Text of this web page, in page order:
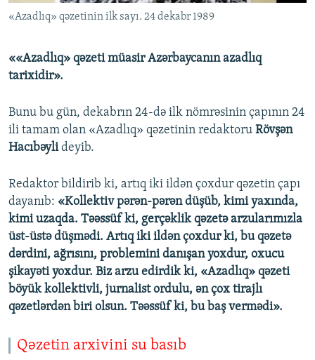
İZ - MƏDƏNIYYƏT PROQRAMI
MATERIALLARIMIZDAN ISTIFADƏ
BIZIMLƏ ƏLAQƏ
«Azadlıq» qəzetinin ilk sayı. 24 dekabr 1989
««Azadlıq» qəzeti müasir Azərbaycanın azadlıq
tarixidir».
Bunu bu gün, dekabrın 24-də ilk nömrəsinin çapının 24
ili tamam olan «Azadlıq» qəzetinin redaktoru Rövşən
Hacıbəylideyib.
Redaktor bildirib ki, artıq iki ildən çoxdur qəzetin çapı
dayanıb: «Kollektiv pərən-pərən düşüb, kimi yaxında,
kimi uzaqda. Təəssüf ki, gerçəklik qəzetə arzularımızla
üst-üstə düşmədi. Artıq iki ildən çoxdur ki, bu qəzetə
dərdini, ağrısını, problemini danışan yoxdur, oxucu
şikayəti yoxdur. Biz arzu edirdik ki, «Azadlıq» qəzeti
böyük kollektivli, jurnalist ordulu, ən çox tirajlı
qəzetlərdən biri olsun. Təəssüf ki, bu baş vermədi».
Qəzetin arxivini su basıb